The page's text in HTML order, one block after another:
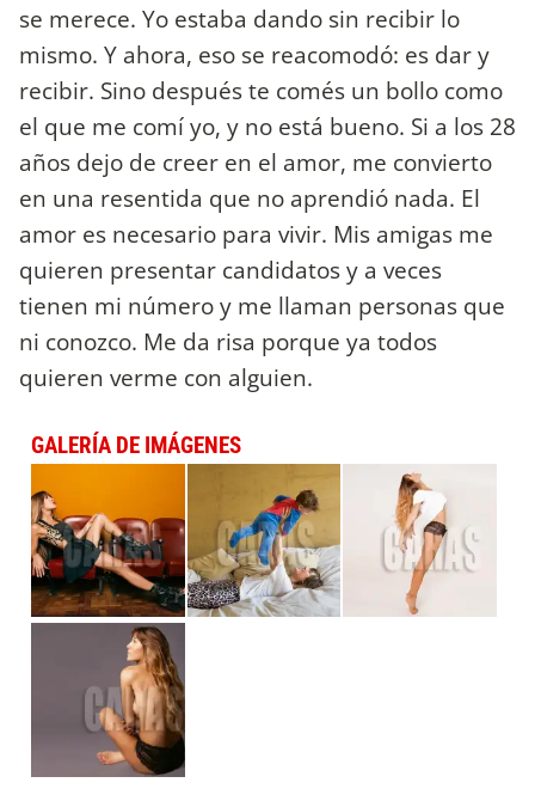
se merece. Yo estaba dando sin recibir lo
mismo. Y ahora, eso se reacomodó: es dar y
recibir. Sino después te comés un bollo como
el que me comí yo, y no está bueno. Si a los 28
años dejo de creer en el amor, me convierto
en una resentida que no aprendió nada. El
amor es necesario para vivir. Mis amigas me
quieren presentar candidatos y a veces
tienen mi número y me llaman personas que
ni conozco. Me da risa porque ya todos
quieren verme con alguien.
GALERÍA DE IMÁGENES